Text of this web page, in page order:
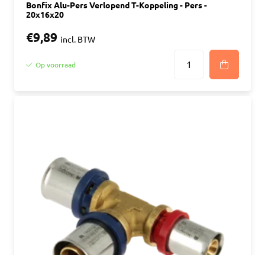
Bonfix Alu-Pers Verlopend T-Koppeling - Pers -
20x16x20
€9,89 incl. BTW
Op voorraad